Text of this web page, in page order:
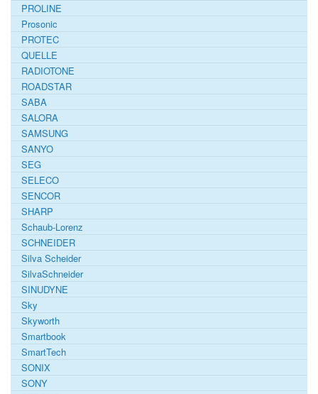
PROLINE
Prosonic
PROTEC
QUELLE
RADIOTONE
ROADSTAR
SABA
SALORA
SAMSUNG
SANYO
SEG
SELECO
SENCOR
SHARP
Schaub-Lorenz
SCHNEIDER
Silva Scheider
SilvaSchneider
SINUDYNE
Sky
Skyworth
Smartbook
SmartTech
SONIX
SONY